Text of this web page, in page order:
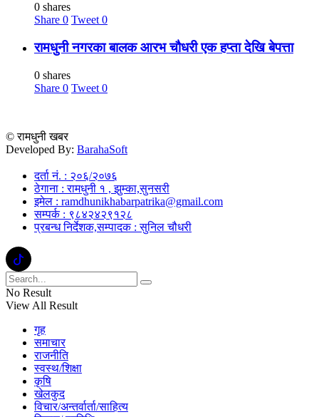
0 shares
Share 0 Tweet 0
रामधुनी नगरका बालक आरभ चौधरी एक हप्ता देखि बेपत्ता
0 shares
Share 0 Tweet 0
© रामधुनी खबर
Developed By: BarahaSoft
दर्ता नं. : २०६/२०७६
ठेगाना : रामधुनी १ , झुम्का,सुनसरी
इमेल : ramdhunikhabarpatrika@gmail.com
सम्पर्क : ९८४२४२९१२८
प्रबन्ध निर्देशक,सम्पादक : सुनिल चौधरी
No Result
View All Result
गृह
समाचार
राजनीति
स्वस्थ/शिक्षा
कृषि
खेलकुद
विचार/अन्तर्वार्ता/साहित्य